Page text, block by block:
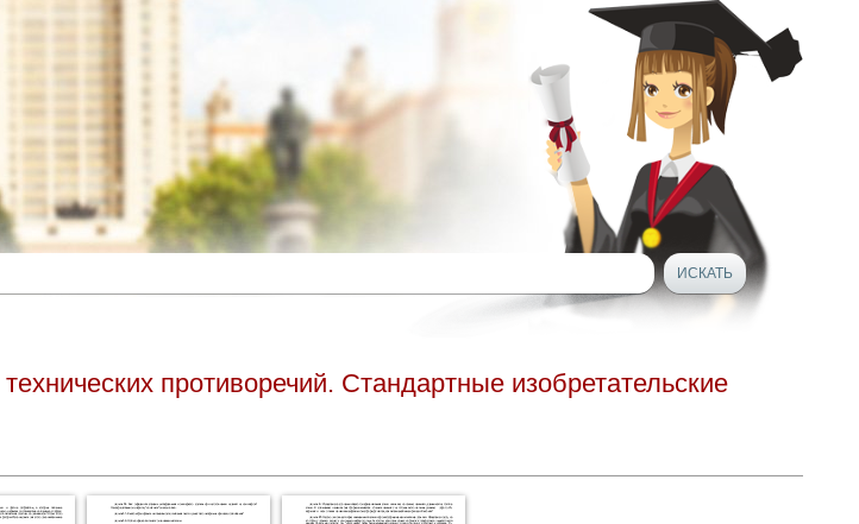
противоречий. Стандартные изобретательские